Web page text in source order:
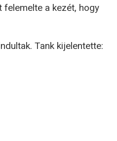
felemelte a kezét, hogy
Tank kijelentette: